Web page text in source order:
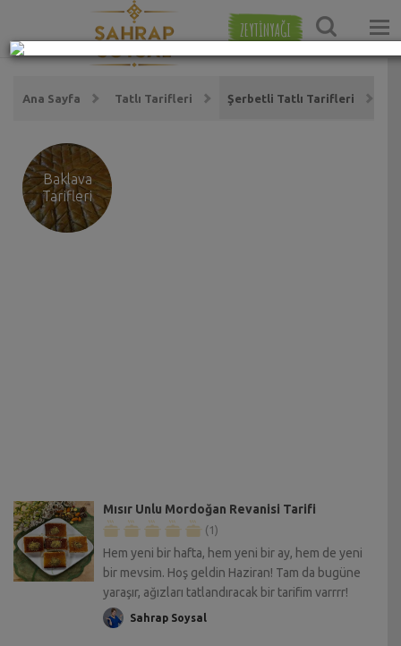
ZEYTİNYAĞI
Ana Sayfa Tatlı Tarifleri Şerbetli Tatlı Tarifleri
Baklava
Tarifleri
Mısır Unlu Mordoğan Revanisi Tarifi
(1)
Hem yeni bir hafta, hem yeni bir ay, hem de yeni
bir mevsim. Hoş geldin Haziran! Tam da bugüne
yaraşır, ağızları tatlandıracak bir tarifim varrrr!
Sahrap Soysal